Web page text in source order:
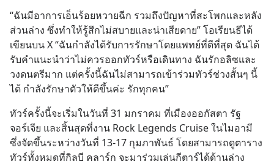
“ฉันมีอาการเอ็นร้อยหวายฉีก รวมถึงปัญหาที่สะโพกและหลัง
ส่วนล่าง ซึ่งทำให้รู้สึกไม่สบายและน่าเสียดาย” โอเรียนธีได้
เขียนบน X “ฉันกำลังได้รับการรักษาโดยแพทย์ที่ดีที่สุด ฉันได้
รับคำแนะนำว่าไม่ควรออกทัวร์หรือเดินทาง ฉันรักอลิซและ
วงดนตรีมาก แต่ครั้งนี้ฉันไม่สามารถเข้าร่วมทัวร์ช่วงสั้นๆ นี้
ได้ กำลังรักษาตัวให้ดีขึ้นค่ะ รักทุกคน”
ทัวร์ครั้งนี้จะเริ่มในวันที่ 31 มกราคม ที่เมืองออกัสตา รัฐ
จอร์เจีย และสิ้นสุดที่งาน Rock Legends Cruise ในไมอามี
ซึ่งจัดขึ้นระหว่างวันที่ 13-17 กุมภาพันธ์ โดยสามารถดูตาราง
ทัวร์ทั้งหมดที่กิลบี คลาร์ก จะมาร่วมเล่นกีตาร์ได้ด้านล่าง